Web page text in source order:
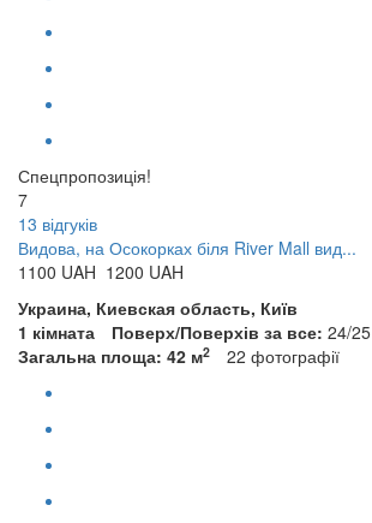
Спецпропозиція!
7
13 відгуків
Видова, на Осокорках біля River Mall вид...
1100 UAH 1200 UAH
Украина, Киевская область, Київ
1 кімната
Поверх/Поверхів за все: 24/25
Загальна площа: 42 м2 22 фотографії